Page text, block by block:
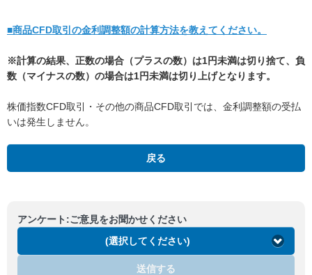
■商品CFD取引の金利調整額の計算方法を教えてください。
※計算の結果、正数の場合（プラスの数）は1円未満は切り捨て、負
数（マイナスの数）の場合は1円未満は切り上げとなります。
株価指数CFD取引・その他の商品CFD取引では、金利調整額の受払
いは発生しません。
戻る
アンケート:ご意見をお聞かせください
(選択してください)
送信する